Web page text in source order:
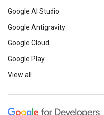
Google AI Studio
Google Antigravity
Google Cloud
Google Play
View all